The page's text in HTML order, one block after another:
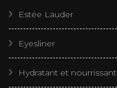
Estée Lauder
Eyesliner
Hydratant et nourrissant